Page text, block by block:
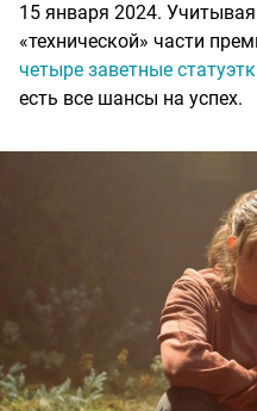
15 января 2024.
«технической» части
четыре заветные
есть все шансы на успех.